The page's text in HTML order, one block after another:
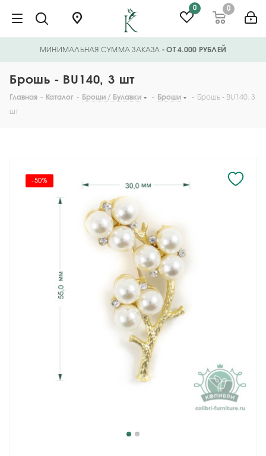
0 0
МИНИМАЛЬНАЯ СУММА ЗАКАЗА - ОТ 4.000 РУБЛЕЙ
Брошь - BU140, 3 шт
Главная - Каталог - Броши / Булавки - Броши - Брошь - BU140, 3
шт
-50%